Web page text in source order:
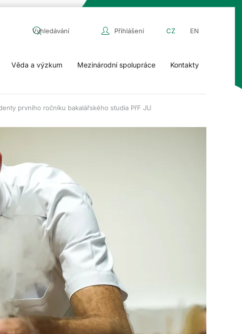
Přihlášení CZ EN
Věda a výzkum Mezinárodní spolupráce Kontakty
prvního ročníku bakalářského studia PřF JU